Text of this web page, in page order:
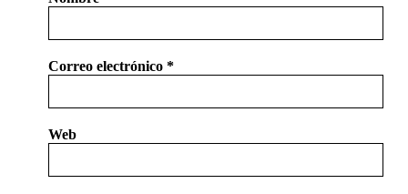
Correo electrónico *
Web